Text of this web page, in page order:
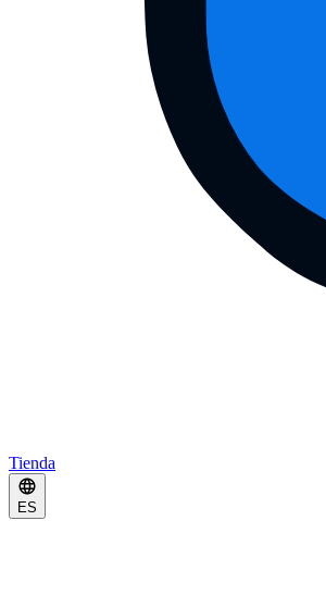
Tienda
ES